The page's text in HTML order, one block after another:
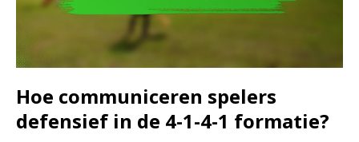
Hoe communiceren spelers
defensief in de 4-1-4-1 formatie?